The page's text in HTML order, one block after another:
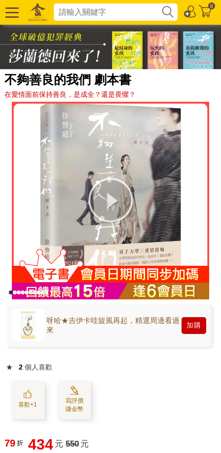
0
不夠善良的我們 劇本書
在愛情面前保持善良，是成全？還是畏懼？
呀哈★吉伊卡哇旋風再起，精選周邊看過
來
加購
★ 2 個人喜歡
喜歡+1
寫評價
賺金幣
79 折 434 元 550 元